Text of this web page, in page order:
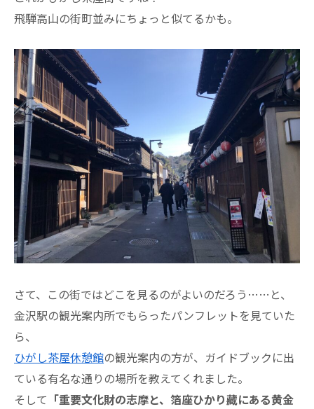
飛騨高山の街町並みにちょっと似てるかも。
さて、この街ではどこを見るのがよいのだろう……と、
金沢駅の観光案内所でもらったパンフレットを見ていた
ら、
ひがし茶屋休憩館の観光案内の方が、ガイドブックに出
ている有名な通りの場所を教えてくれました。
そして 「重要文化財の志摩と、箔座ひかり藏にある黄金